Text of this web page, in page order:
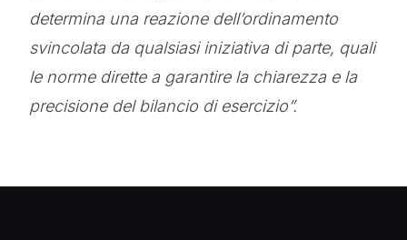
determina una reazione dell’ordinamento
svincolata da qualsiasi iniziativa di parte, quali
le norme dirette a garantire la chiarezza e la
precisione del bilancio di esercizio”.